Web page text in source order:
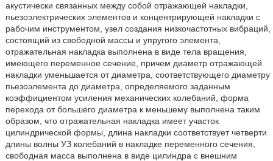
акустически связанных между собой отражающей накладки,
пьезоэлектрических элементов и концентрирующей накладки с
рабочим инструментом, узел создания низкочастотных вибраций,
состоящий из свободной массы и упругого элемента,
отражательная накладка выполнена в виде тела вращения,
имеющего переменное сечение, причем диаметр отражающей
накладки уменьшается от диаметра, соответствующего диаметру
пьезоэлемента до диаметра, определяемого заданным
коэффициентом усиления механических колебаний, форма
перехода от большего диаметра к меньшему выполнена таким
образом, что отражательная накладка имеет участок
цилиндрической формы, длина накладки соответствует четверти
длины волны УЗ колебаний в накладке переменного сечения,
свободная масса выполнена в виде цилиндра с внешним